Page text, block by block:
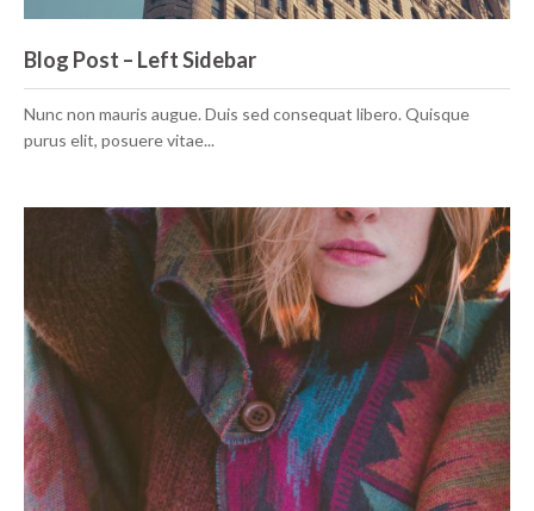
Blog Post – Left Sidebar
Nunc non mauris augue. Duis sed consequat libero. Quisque
purus elit, posuere vitae...